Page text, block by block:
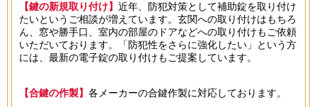
【鍵の新規取り付け】 近年、防犯対策として補助錠を取り付け
たいというご相談が増えています。玄関への取り付けはもちろ
ん、窓や勝手口、室内の部屋のドアなどへの取り付けもご依頼
いただいております。「防犯性をさらに強化したい」という方
には、最新の電子錠の取り付けもご提案しています。
【合鍵の作製】 各メーカーの合鍵作製に対応しております。